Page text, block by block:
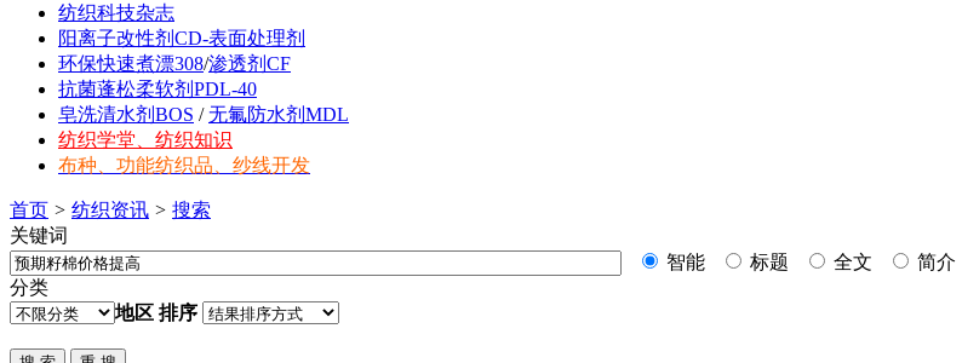
纺织科技杂志
阳离子改性剂CD-表面处理剂
环保快速煮漂308/渗透剂CF
抗菌蓬松柔软剂PDL-40
皂洗清水剂BOS /无氟防水剂MDL
纺织学堂、纺织知识
布种、功能纺织品、纱线开发
首页 > 纺织资讯 > 搜索
关键词
智能
标题 全文 简介
分类
地区 排序